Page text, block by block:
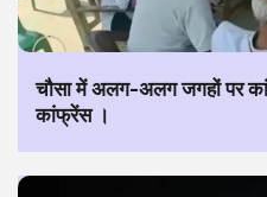
चौसा में अलग-अलग जगहों पर
कांफ्रेंस ।